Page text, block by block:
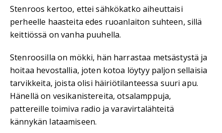
Stenroos kertoo, ettei sähkökatko aiheuttaisi
perheelle haasteita edes ruoanlaiton suhteen, sillä
keittiössä on vanha puuhella.
Stenroosilla on mökki, hän harrastaa metsästystä ja
hoitaa hevostallia, joten kotoa löytyy paljon sellaisia
tarvikkeita, joista olisi häiriötilanteessa suuri apu.
Hänellä on vesikanistereita, otsalamppuja,
pattereille toimiva radio ja varavirtalähteitä
kännykän lataamiseen.